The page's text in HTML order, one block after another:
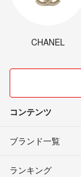
CHANEL
コンテンツ
ブランド一覧
ランキング